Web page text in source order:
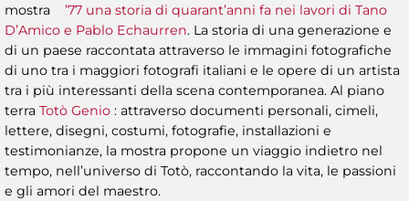
mostra ’77 una storia di quarant’anni fa nei lavori di Tano
D’Amico e Pablo Echaurren. La storia di una generazione e
di un paese raccontata attraverso le immagini fotografiche
di uno tra i maggiori fotografi italiani e le opere di un artista
tra i più interessanti della scena contemporanea. Al piano
terra Totò Genio : attraverso documenti personali, cimeli,
lettere, disegni, costumi, fotografie, installazioni e
testimonianze, la mostra propone un viaggio indietro nel
tempo, nell’universo di Totò, raccontando la vita, le passioni
e gli amori del maestro.